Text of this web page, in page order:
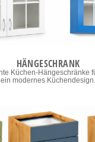
HÄNGESCHRANK
Küchen-Hängeschränke
ein modernes Küchendesign.